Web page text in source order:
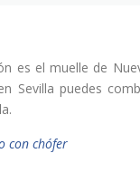
es el muelle de
Sevilla puedes
con chófer